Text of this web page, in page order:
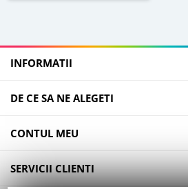
INFORMATII
DE CE SA NE ALEGETI
CONTUL MEU
SERVICII CLIENTI